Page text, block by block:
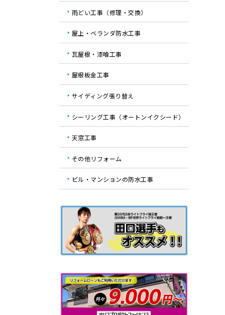
雨どい工事（修理・交換）
屋上・ベランダ防水工事
瓦屋根・漆喰工事
屋根板金工事
サイディング張り替え
シーリング工事（オートンイクシード）
天窓工事
その他リフォーム
ビル・マンションの防水工事